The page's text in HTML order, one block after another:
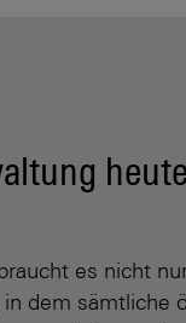
es nicht
in dem sämtliche